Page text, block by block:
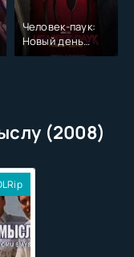
Человек-паук:
Новый день
(2026)
(2008)